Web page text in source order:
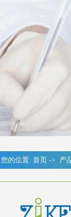
您的位置: 首页 -> 产